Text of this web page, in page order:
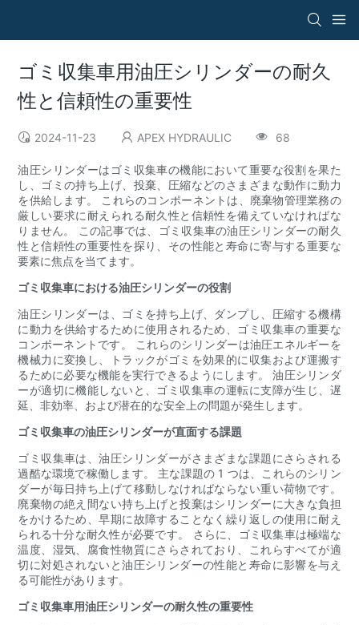
ゴミ収集車用油圧シリンダーの耐久
性と信頼性の重要性
2024-11-23 APEX HYDRAULIC 68
油圧シリンダーはゴミ収集車の機能において重要な役割を果た
し、ゴミの持ち上げ、投棄、圧縮などのさまざまな動作に動力
を供給します。 これらのコンポーネントは、廃棄物管理業務の
厳しい要求に耐えられる耐久性と信頼性を備えていなければな
りません。 この記事では、ゴミ収集車の油圧シリンダーの耐久
性と信頼性の重要性を探り、その性能と寿命に寄与する重要な
要素に焦点を当てます。
ゴミ収集車における油圧シリンダーの役割
油圧シリンダーは、ゴミを持ち上げ、ダンプし、圧縮する機構
に動力を供給するために使用されるため、ゴミ収集車の重要な
コンポーネントです。 これらのシリンダーは油圧エネルギーを
機械力に変換し、トラックがゴミを効果的に収集および運搬す
るために必要な機能を実行できるようにします。 油圧シリンダ
ーが適切に機能しないと、ゴミ収集車の運転に支障が生じ、遅
延、非効率、および潜在的な安全上の問題が発生します。
ゴミ収集車の油圧シリンダーが直面する課題
ゴミ収集車は、油圧シリンダーがさまざまな課題にさらされる
過酷な環境で稼働します。 主な課題の 1 つは、これらのシリン
ダーが毎日持ち上げて移動しなければならない重い荷物です。
廃棄物の絶え間ない持ち上げと投棄はシリンダーに大きな負担
をかけるため、早期に故障することなく繰り返しの使用に耐え
られる十分な耐久性が必要です。 さらに、ゴミ収集車は極端な
温度、湿気、腐食性物質にさらされており、これらすべてが適
切に対処されないと油圧シリンダーの性能と寿命に影響を与え
る可能性があります。
ゴミ収集車用油圧シリンダーの耐久性の重要性